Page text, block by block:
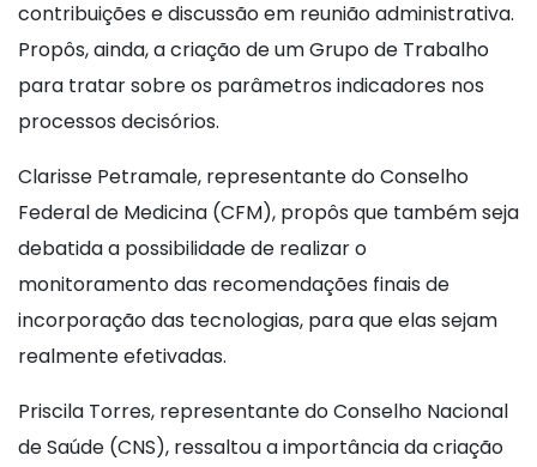
contribuições e discussão em reunião administrativa.
Propôs, ainda, a criação de um Grupo de Trabalho
para tratar sobre os parâmetros indicadores nos
processos decisórios.
Clarisse Petramale, representante do Conselho
Federal de Medicina (CFM), propôs que também seja
debatida a possibilidade de realizar o
monitoramento das recomendações finais de
incorporação das tecnologias, para que elas sejam
realmente efetivadas.
Priscila Torres, representante do Conselho Nacional
de Saúde (CNS), ressaltou a importância da criação